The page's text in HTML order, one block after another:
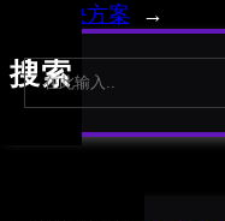
办公解决方案
→
搜索
S